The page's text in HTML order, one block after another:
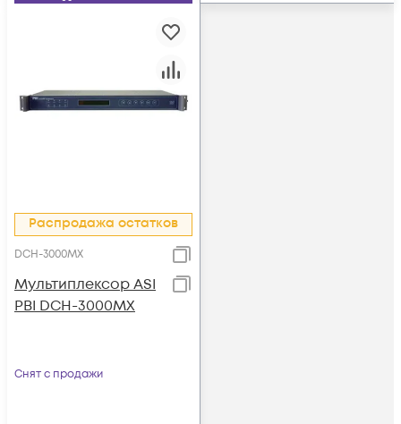
Распродажа остатков
DCH-3000MX
Мультиплексор ASI
PBI DCH-3000MX
Снят с продажи